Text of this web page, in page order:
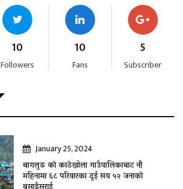
10
Followers
10
Fans
5
Subscriber
January 25, 2024
बागलुङ काे काठेखोला गाउँपालिकाबाट नौ
महिनामा ६८ परिवारका दुई सय ५२ जनाकाे